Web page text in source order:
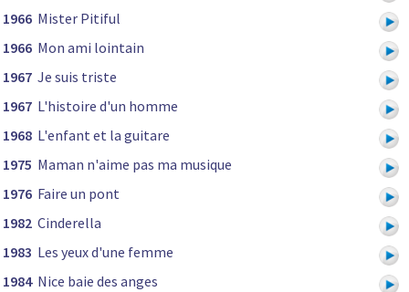
1966 Mister Pitiful
1966 Mon ami lointain
1967 Je suis triste
1967 L'histoire d'un homme
1968 L'enfant et la guitare
1975 Maman n'aime pas ma musique
1976 Faire un pont
1982 Cinderella
1983 Les yeux d'une femme
1984 Nice baie des anges